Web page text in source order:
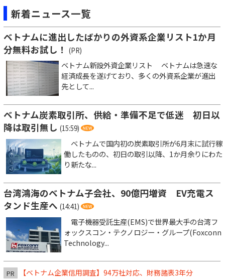
新着ニュース一覧
ベトナムに進出したばかりの外資系企業リスト1か月
分無料お試し！
(PR)
ベトナム新設外資企業リスト ベトナムは急速な
経済成長を遂げており、多くの外資系企業が進出
先として...
ベトナム炭素取引所、供給・準備不足で低迷 初日以
降は取引無し (15:59)
ベトナムで国内初の炭素取引所が6月末に試行稼
働したものの、初日の取引以降、1か月余りにわた
り新たな...
台湾鴻海のベトナム子会社、90億円増資 EV充電ス
タンド生産へ (14:41)
電子機器受託生産(EMS)で世界最大手の台湾フ
ォックスコン・テクノロジー・グループ(Foxconn
Technology...
PR 【ベトナム企業信用調査】94万社対応、財務諸表3年分